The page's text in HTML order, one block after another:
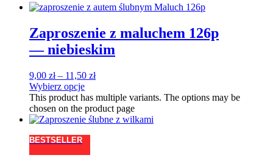
Zaproszenie z maluchem 126p
— niebieskim
9,00 zł– 11,50 zł
Wybierz opcje
This product has multiple variants. The options may be
chosen on the product page
BESTSELLER